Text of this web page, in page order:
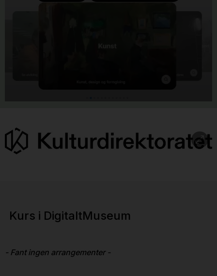
Kurs i DigitaltMuseum
- Fant ingen arrangementer -